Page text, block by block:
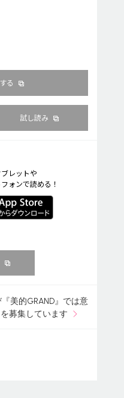
る
試し読み
レットや
ォンで読める！
美的GRAND』では意
募集しています